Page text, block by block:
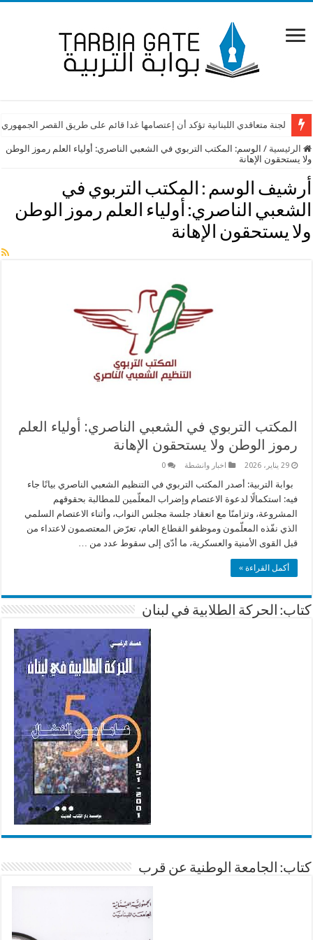
لجنة متعاقدي اللبنانية تؤكد أن إعتصامها غدا قائم على طريق القصر الجمهوري
الرئيسية / الوسم: المكتب التربوي في الشعبي الناصري: أولياء العلم رموز الوطن
ولا يستحقون الإهانة
أرشيف الوسم : المكتب التربوي في
الشعبي الناصري: أولياء العلم رموز الوطن
ولا يستحقون الإهانة
المكتب التربوي في الشعبي الناصري: أولياء العلم
رموز الوطن ولا يستحقون الإهانة
29 يناير، 2026 اخبار وانشطة 0
بوابة التربية: أصدر المكتب التربوي في التنظيم الشعبي الناصري بيانًا جاء
فيه: استكمالًا لدعوة الاعتصام وإضراب المعلّمين للمطالبة بحقوقهم
المشروعة، وتزامنًا مع انعقاد جلسة مجلس النواب، وأثناء الاعتصام السلمي
الذي نفّذه المعلّمون وموظفو القطاع العام، تعرّض المعتصمون لاعتداء من
قبل القوى الأمنية والعسكرية، ما أدّى إلى سقوط عدد من …
أكمل القراءة »
كتاب: الحركة الطلابية في لبنان
كتاب: الجامعة الوطنية عن قرب